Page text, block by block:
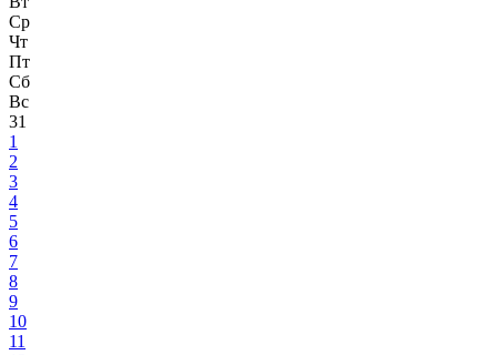
Ср
Чт
Пт
Сб
Вс
31
1
2
3
4
5
6
7
8
9
10
11